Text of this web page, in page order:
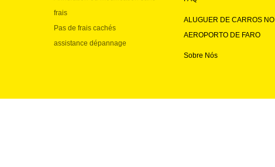
frais
Pas de frais cachés
assistance dépannage
ALUGUER DE CARROS NO
AEROPORTO DE FARO
Sobre Nós